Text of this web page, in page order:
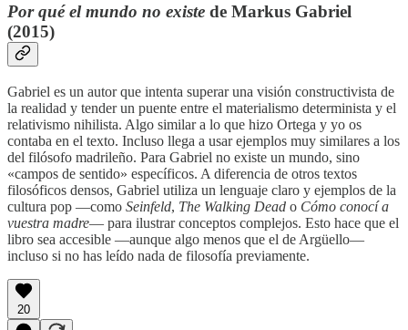
Por qué el mundo no existe de Markus Gabriel
(2015)
Gabriel es un autor que intenta superar una visión constructivista de
la realidad y tender un puente entre el materialismo determinista y el
relativismo nihilista. Algo similar a lo que hizo Ortega y yo os
contaba en el texto. Incluso llega a usar ejemplos muy similares a los
del filósofo madrileño. Para Gabriel no existe un mundo, sino
«campos de sentido» específicos. A diferencia de otros textos
filosóficos densos, Gabriel utiliza un lenguaje claro y ejemplos de la
cultura pop —como Seinfeld, The Walking Dead o Cómo conocí a
vuestra madre— para ilustrar conceptos complejos. Esto hace que el
libro sea accesible —aunque algo menos que el de Argüello—
incluso si no has leído nada de filosofía previamente.
20